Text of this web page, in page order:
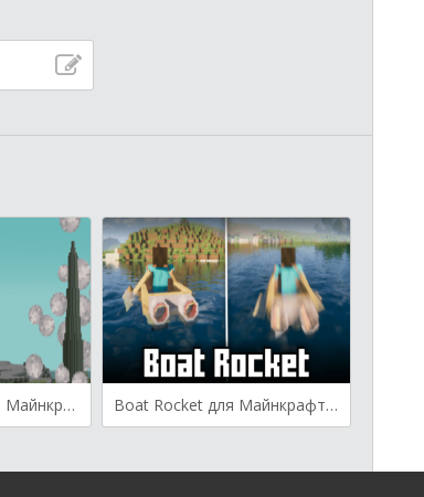
Iskander Rocket для Майнкрафт [1.20.4, 1.20.3] Boat Rocket для Майнкрафт [1.20.1, 1.19.4, 1.19.2]